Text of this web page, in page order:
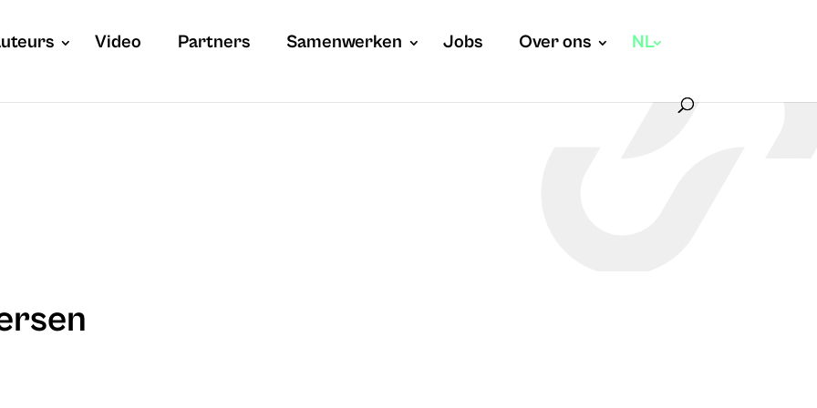
Video Partners Samenwerken Jobs Over ons NL